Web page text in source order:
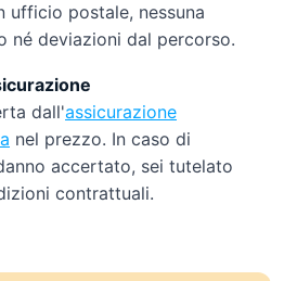
ufficio postale, nessuna
né deviazioni dal percorso.
dall'assicurazione
nel prezzo. In caso di
accertato, sei tutelato
contrattuali.